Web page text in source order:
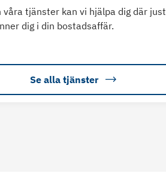
våra tjänster kan vi hjälpa dig där just
dig i din bostadsaffär.
Se alla tjänster